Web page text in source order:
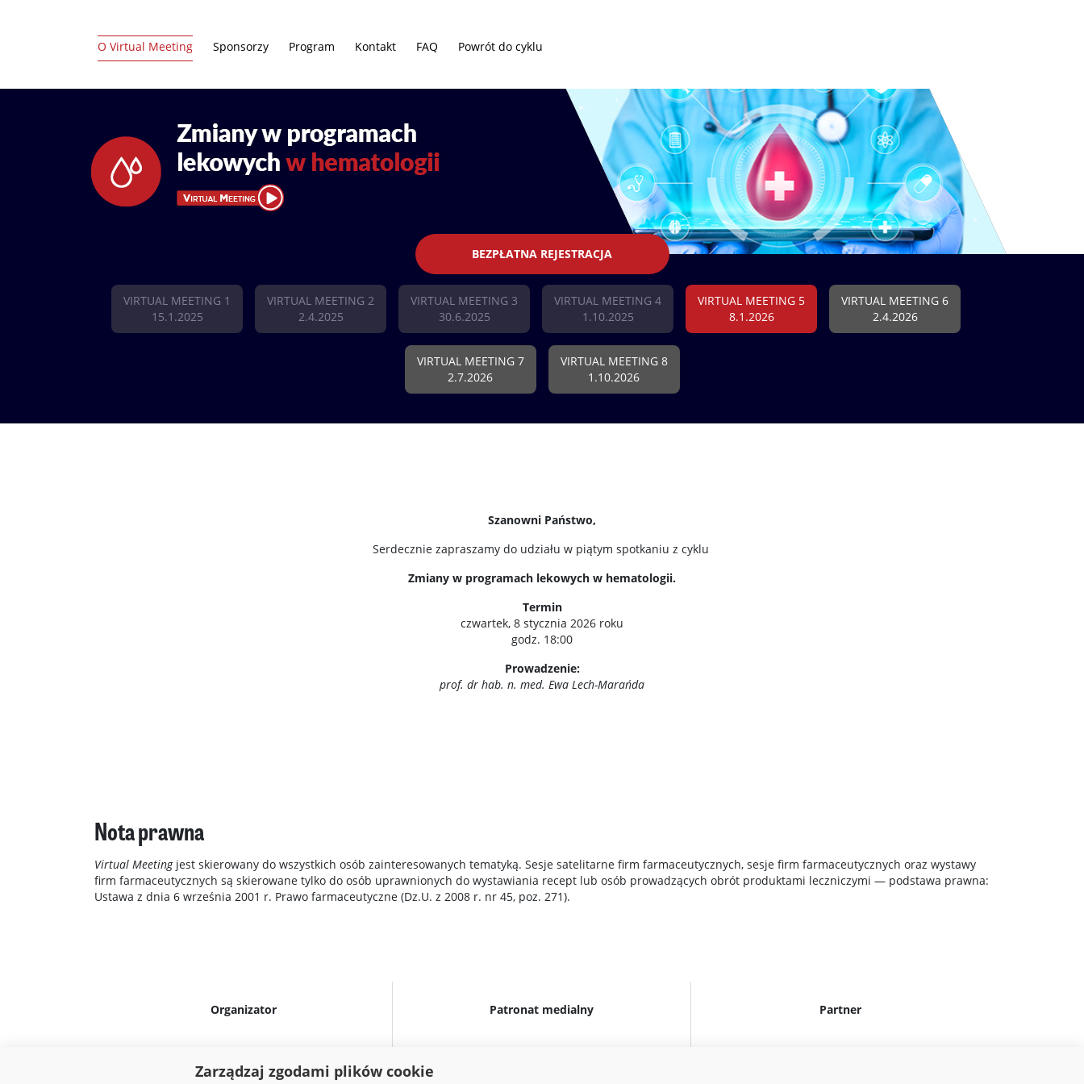
O Virtual Meeting Sponsorzy Program Kontakt FAQ Powrót do cyklu
BEZPŁATNA REJESTRACJA
VIRTUAL MEETING 1
15.1.2025
VIRTUAL MEETING 2
2.4.2025
VIRTUAL MEETING 3
30.6.2025
VIRTUAL MEETING 4
1.10.2025
VIRTUAL MEETING 5
8.1.2026
VIRTUAL MEETING 6
2.4.2026
VIRTUAL MEETING 7
2.7.2026
VIRTUAL MEETING 8
1.10.2026
Szanowni Państwo,
Serdecznie zapraszamy do udziału w piątym spotkaniu z cyklu
Zmiany w programach lekowych w hematologii.
Termin
czwartek, 8 stycznia 2026 roku
godz. 18:00
Prowadzenie:
prof. dr hab. n. med. Ewa Lech-Marańda
Nota prawna
Virtual Meetingjest skierowany do wszystkich osób zainteresowanych tematyką. Sesje satelitarne firm farmaceutycznych, sesje firm farmaceutycznych oraz wystawy
firm farmaceutycznych są skierowane tylko do osób uprawnionych do wystawiania recept lub osób prowadzących obrót produktami leczniczymi — podstawa prawna:
Ustawa z dnia 6 września 2001 r. Prawo farmaceutyczne (Dz.U. z 2008 r. nr 45, poz. 271).
Organizator Patronat medialny Partner
Zarządzaj zgodami plików cookie